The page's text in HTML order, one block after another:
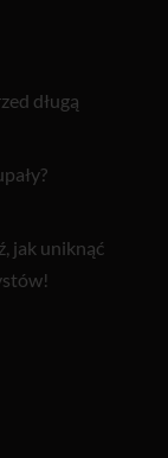
długą
jak uniknąć